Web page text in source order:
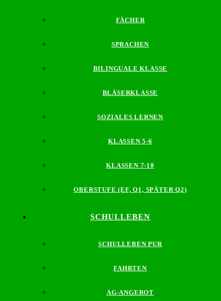
FÄCHER
SPRACHEN
BILINGUALE KLASSE
BLÄSERKLASSE
SOZIALES LERNEN
KLASSEN 5-6
KLASSEN 7-10
OBERSTUFE (EF, Q1, SPÄTER Q2)
SCHULLEBEN
SCHULLEBEN PUR
FAHRTEN
AG-ANGEBOT